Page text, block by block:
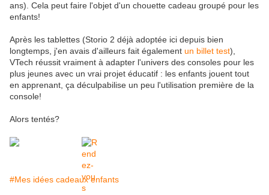
ans). Cela peut faire l'objet d'un chouette cadeau groupé pour les
enfants!
Après les tablettes (Storio 2 déjà adoptée ici depuis bien
longtemps, j'en avais d'ailleurs fait également un billet test),
VTech réussit vraiment à adapter l'univers des consoles pour les
plus jeunes avec un vrai projet éducatif : les enfants jouent tout
en apprenant, ça déculpabilise un peu l'utilisation première de la
console!
Alors tentés?
#Mes idées cadeaux enfants